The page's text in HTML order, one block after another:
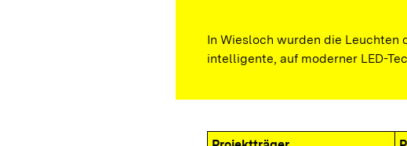
In Wiesloch wurden die
intelligente, auf moderner LED-